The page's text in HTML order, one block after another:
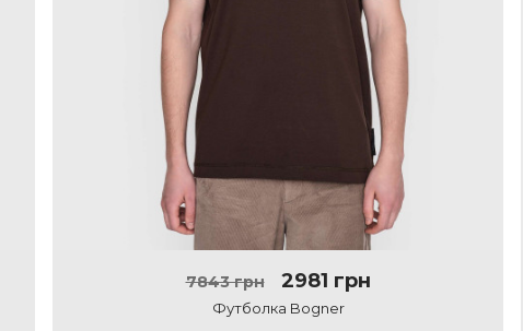
7843 грн 2981 грн
Футболка Bogner